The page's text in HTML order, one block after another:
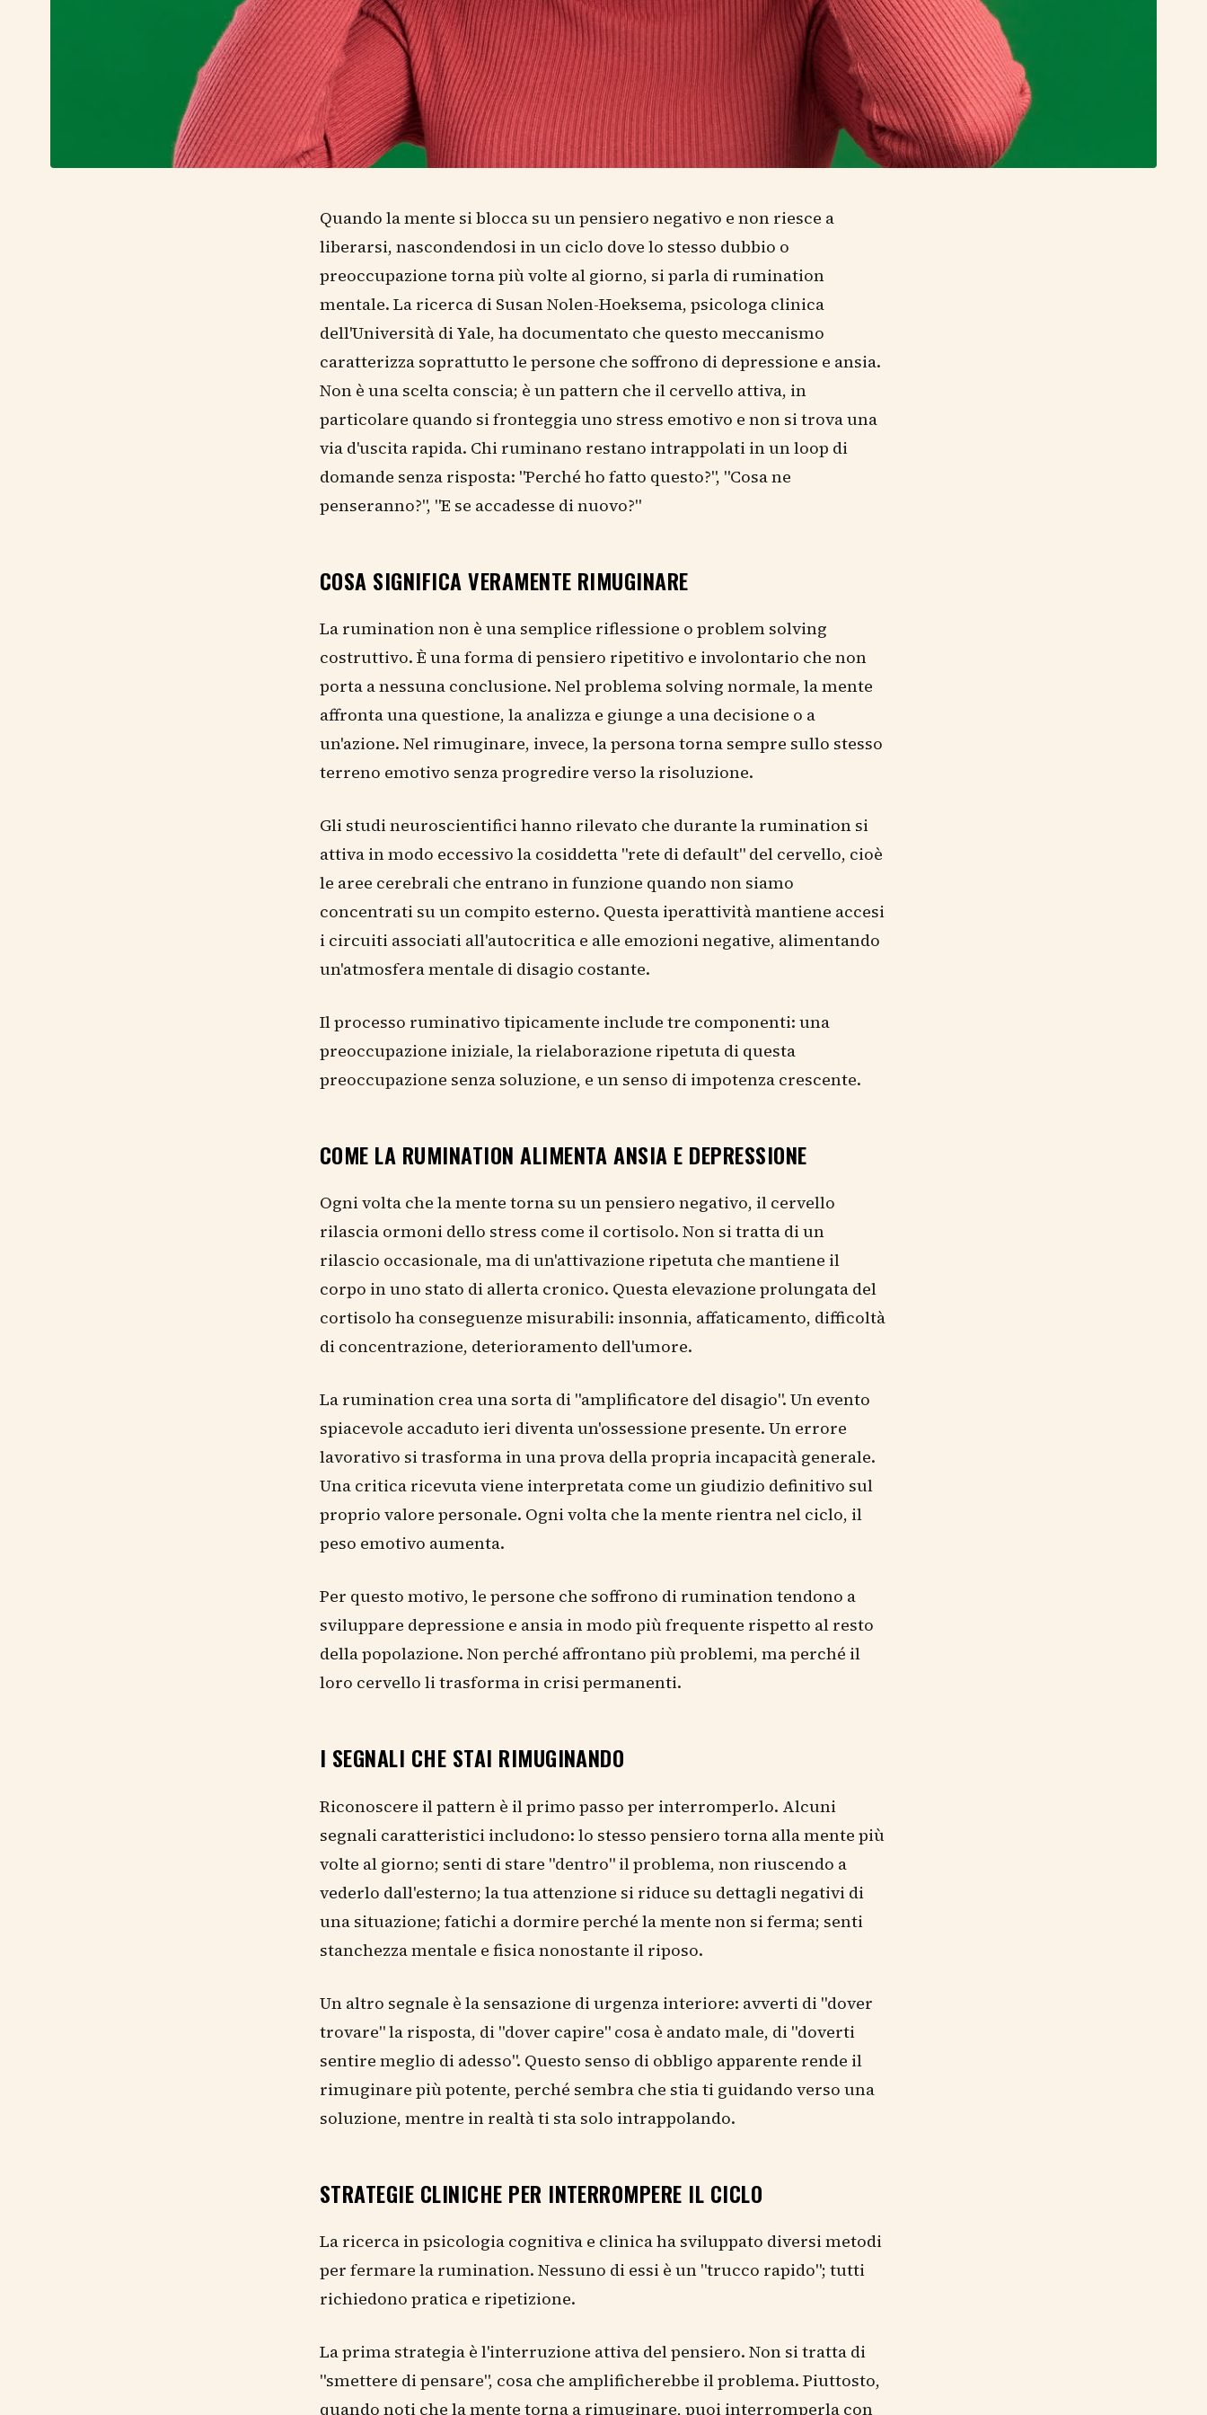
Quando la mente si blocca su un pensiero negativo e non riesce a
liberarsi, nascondendosi in un ciclo dove lo stesso dubbio o
preoccupazione torna più volte al giorno, si parla di rumination
mentale. La ricerca di Susan Nolen-Hoeksema, psicologa clinica
dell'Università di Yale, ha documentato che questo meccanismo
caratterizza soprattutto le persone che soffrono di depressione e ansia.
Non è una scelta conscia; è un pattern che il cervello attiva, in
particolare quando si fronteggia uno stress emotivo e non si trova una
via d'uscita rapida. Chi ruminano restano intrappolati in un loop di
domande senza risposta: "Perché ho fatto questo?", "Cosa ne
penseranno?", "E se accadesse di nuovo?"
COSA SIGNIFICA VERAMENTE RIMUGINARE
La rumination non è una semplice riflessione o problem solving
costruttivo. È una forma di pensiero ripetitivo e involontario che non
porta a nessuna conclusione. Nel problema solving normale, la mente
affronta una questione, la analizza e giunge a una decisione o a
un'azione. Nel rimuginare, invece, la persona torna sempre sullo stesso
terreno emotivo senza progredire verso la risoluzione.
Gli studi neuroscientifici hanno rilevato che durante la rumination si
attiva in modo eccessivo la cosiddetta "rete di default" del cervello, cioè
le aree cerebrali che entrano in funzione quando non siamo
concentrati su un compito esterno. Questa iperattività mantiene accesi
i circuiti associati all'autocritica e alle emozioni negative, alimentando
un'atmosfera mentale di disagio costante.
Il processo ruminativo tipicamente include tre componenti: una
preoccupazione iniziale, la rielaborazione ripetuta di questa
preoccupazione senza soluzione, e un senso di impotenza crescente.
COME LA RUMINATION ALIMENTA ANSIA E DEPRESSIONE
Ogni volta che la mente torna su un pensiero negativo, il cervello
rilascia ormoni dello stress come il cortisolo. Non si tratta di un
rilascio occasionale, ma di un'attivazione ripetuta che mantiene il
corpo in uno stato di allerta cronico. Questa elevazione prolungata del
cortisolo ha conseguenze misurabili: insonnia, affaticamento, difficoltà
di concentrazione, deterioramento dell'umore.
La rumination crea una sorta di "amplificatore del disagio". Un evento
spiacevole accaduto ieri diventa un'ossessione presente. Un errore
lavorativo si trasforma in una prova della propria incapacità generale.
Una critica ricevuta viene interpretata come un giudizio definitivo sul
proprio valore personale. Ogni volta che la mente rientra nel ciclo, il
peso emotivo aumenta.
Per questo motivo, le persone che soffrono di rumination tendono a
sviluppare depressione e ansia in modo più frequente rispetto al resto
della popolazione. Non perché affrontano più problemi, ma perché il
loro cervello li trasforma in crisi permanenti.
I SEGNALI CHE STAI RIMUGINANDO
Riconoscere il pattern è il primo passo per interromperlo. Alcuni
segnali caratteristici includono: lo stesso pensiero torna alla mente più
volte al giorno; senti di stare "dentro" il problema, non riuscendo a
vederlo dall'esterno; la tua attenzione si riduce su dettagli negativi di
una situazione; fatichi a dormire perché la mente non si ferma; senti
stanchezza mentale e fisica nonostante il riposo.
Un altro segnale è la sensazione di urgenza interiore: avverti di "dover
trovare" la risposta, di "dover capire" cosa è andato male, di "doverti
sentire meglio di adesso". Questo senso di obbligo apparente rende il
rimuginare più potente, perché sembra che stia ti guidando verso una
soluzione, mentre in realtà ti sta solo intrappolando.
STRATEGIE CLINICHE PER INTERROMPERE IL CICLO
La ricerca in psicologia cognitiva e clinica ha sviluppato diversi metodi
per fermare la rumination. Nessuno di essi è un "trucco rapido"; tutti
richiedono pratica e ripetizione.
La prima strategia è l'interruzione attiva del pensiero. Non si tratta di
"smettere di pensare", cosa che amplificherebbe il problema. Piuttosto,
quando noti che la mente torna a rimuginare, puoi interromperla con